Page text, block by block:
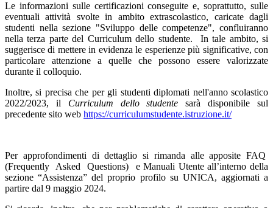
Le informazioni sulle certificazioni conseguite e, soprattutto, sulle
eventuali attività svolte in ambitoextrascolastico, caricate dagli
studenti nella sezione "Sviluppo delle competenze", confluiranno
nellaterza parte del Curriculum dello studente.
In tale ambito, si
suggerisce di mettere in evidenza le esperienze più significative, con
particolare attenzione a quelle che possono essere valorizzate
durante il colloquio.
Inoltre, si precisa che per gli studenti diplomati nell'anno scolastico
2022/2023, il Curriculum dellostudente sarà disponibile sul
precedente sito web https://curriculumstudente.istruzione.it/
Per approfondimenti di dettaglio si rimanda alle apposite FAQ
(Frequently
Asked Questions) eManuali Utente all’interno della
sezione “Assistenza” del proprio profilo su UNICA, aggiornati a
partire dal 9 maggio 2024.